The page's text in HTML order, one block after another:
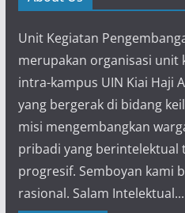
Unit Kegiatan
merupakan organisasi unit
intra-kampus UIN Kiai Haji
yang bergerak di bidang
misi mengembangkan
pribadi yang berintelektual
progresif. Semboyan kami
rasional. Salam